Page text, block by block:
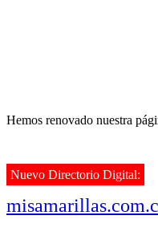
Hemos renovado nuestra
Nuevo Directorio Digital: